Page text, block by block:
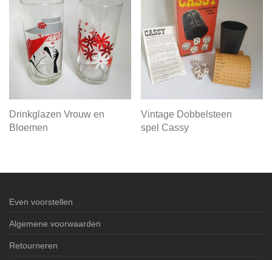
Drinkglazen Vrouw en
Bloemen
Vintage Dobbelsteen
spel Cassy
Even voorstellen
Algemene voorwaarden
Retourneren